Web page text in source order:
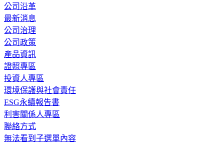
公司沿革
最新消息
公司治理
公司政策
產品資訊
證照專區
投資人專區
環境保護與社會責任
ESG永續報告書
利害關係人專區
聯絡方式
無法看到子選單內容